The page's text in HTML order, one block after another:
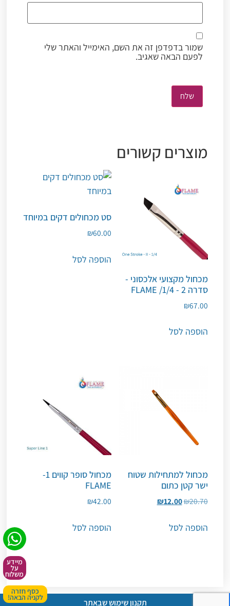
שמור בדפדפן זה את השם, האימייל והאתר שלי
לפעם הבאה שאגיב.
מוצרים קשורים
מכחול מקצועי אלכסוני -
סדרה 2 - 1/4/ FLAME
₪67.00
הוספה לסל
סט מכחולים דקים במיוחד
₪60.00
הוספה לסל
מכחול למתחילות שטוח
ישר קטן כתום
₪20.70
₪12.00
הוספה לסל
מכחול סופר קווים 1-
FLAME
₪42.00
הוספה לסל
תקנון שימוש שבאתר
מיידע
על
משלוח
כסף חזרה
לקניה הבאה!